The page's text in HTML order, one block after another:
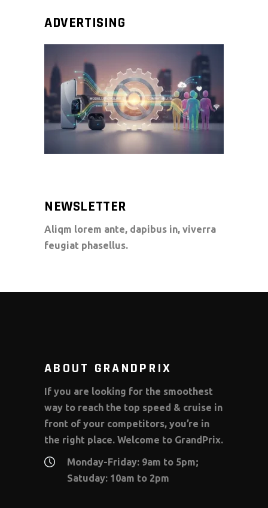
ADVERTISING
NEWSLETTER
Aliqm lorem ante, dapibus in, viverra
feugiat phasellus.
ABOUT GRANDPRIX
If you are looking for the smoothest
way to reach the top speed & cruise in
front of your competitors, you’re in
the right place. Welcome to GrandPrix.
Monday-Friday: 9am to 5pm;
Satuday: 10am to 2pm